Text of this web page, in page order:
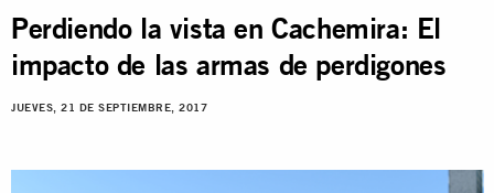
Perdiendo la vista en Cachemira: El
impacto de las armas de perdigones
JUEVES, 21 DE SEPTIEMBRE, 2017